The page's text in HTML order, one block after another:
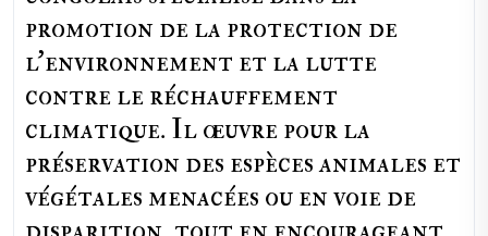
promotion de la protection de
l’environnement et la lutte
contre le réchauffement
climatique. Il œuvre pour la
préservation des espèces animales et
végétales menacées ou en voie de